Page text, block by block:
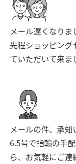
メール遅くなりま
先程ショッピン
ていただいて来ま
メールの件、承知
6.5号で指輪の手
ら、お気軽にご連